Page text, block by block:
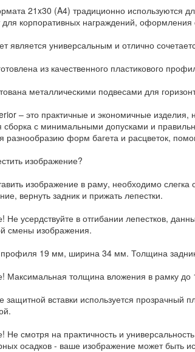
21x30 (A4) традиционно используются
для корпоративных награждений,
является универсальным и отлично
из качественного пластикового
металлическими подвесами для
– это практичные и экономичные изделия,
сборка с минимальными допусками и
разнообразию форм багета и расцветок,
изображение?
изображение в раму, необходимо слегка
вернуть задник и прижать лепестки.
Не усердствуйте в отгибании лепестков,
смены изображения.
19 мм, ширина 34 мм. Толщина
Максимальная толщина вложения в рамку до
защитной вставки используется
Не смотря на практичность и
осадков - ваше изображение может быть